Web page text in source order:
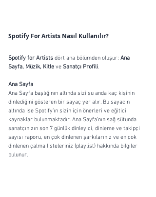
Spotify For Artists Nasıl Kullanılır?
Spotify for Artists dört ana bölümden oluşur: Ana
Sayfa, Müzik, Kitle ve Sanatçı Profili.
Ana Sayfa
Ana Sayfa başlığının altında sizi şu anda kaç kişinin
dinlediğini gösteren bir sayaç yer alır. Bu sayacın
altında ise Spotify’ın sizin için önerleri ve eğitici
kaynaklar bulunmaktadır. Ana Sayfa’nın sağ sütunda
sanatçınızın son 7 günlük dinleyici, dinleme ve takipçi
sayısı raporu, en çok dinlenen şarkılarınız ve en çok
dinlenen çalma listeleriniz (playlist) hakkında bilgiler
bulunur.